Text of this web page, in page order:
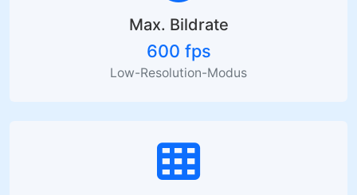
Max. Bildrate
600 fps
Low-Resolution-Modus